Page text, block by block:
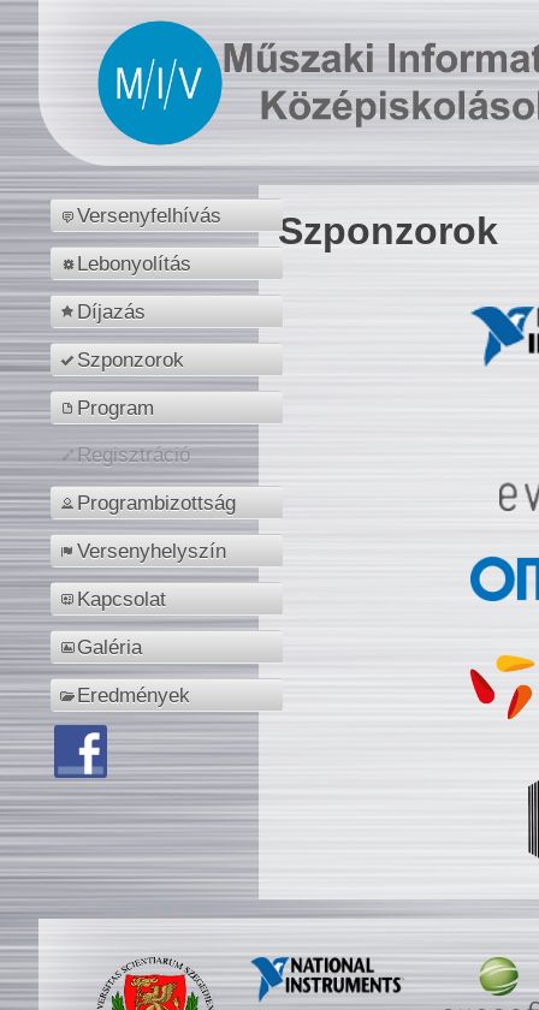
Versenyfelhívás
Lebonyolítás
Díjazás
Szponzorok
Program
Regisztráció
Programbizottság
Versenyhelyszín
Kapcsolat
Galéria
Eredmények
Szponzorok